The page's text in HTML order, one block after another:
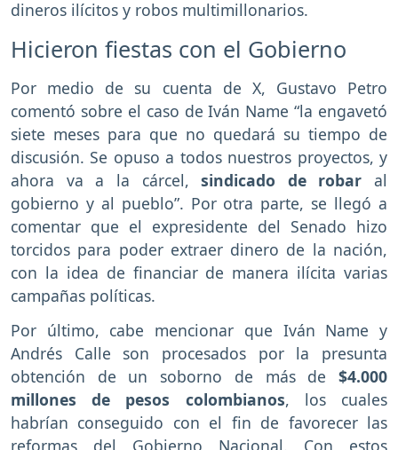
dineros ilícitos y robos multimillonarios.
Hicieron fiestas con el Gobierno
Por medio de su cuenta de X, Gustavo Petro
comentó sobre el caso de Iván Name “la engavetó
siete meses para que no quedará su tiempo de
discusión. Se opuso a todos nuestros proyectos, y
ahora va a la cárcel,sindicado de robar al
gobierno y al pueblo”. Por otra parte, se llegó a
comentar que el expresidente del Senado hizo
torcidos para poder extraer dinero de la nación,
con la idea de financiar de manera ilícita varias
campañas políticas.
Por último, cabe mencionar que Iván Name y
Andrés Calle son procesados por la presunta
obtención de un soborno de más de $4.000
millones de pesos colombianos, los cuales
habrían conseguido con el fin de favorecer las
reformas del Gobierno Nacional. Con estos